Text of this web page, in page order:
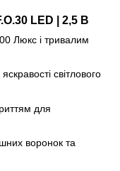
LED | 2,5 В
Люкс і тривалим
світлового
для
воронок та